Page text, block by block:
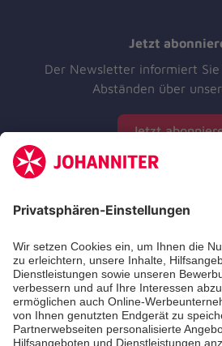
Jetzt
Der Newsletter informiert
Abständen über
Jetzt
Aus- &